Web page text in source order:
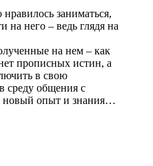
заниматься,
на него – ведь глядя на
на нем – как
прописных истин, а
в свою
среду общения с
новый опыт и знания…